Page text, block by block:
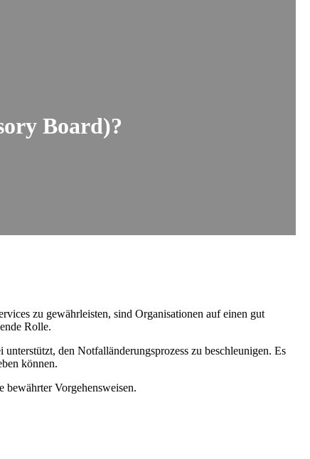
Board)?
zu gewährleisten, sind Organisationen auf einen gut
Rolle.
den Notfalländerungsprozess zu beschleunigen. Es
können.
Vorgehensweisen.